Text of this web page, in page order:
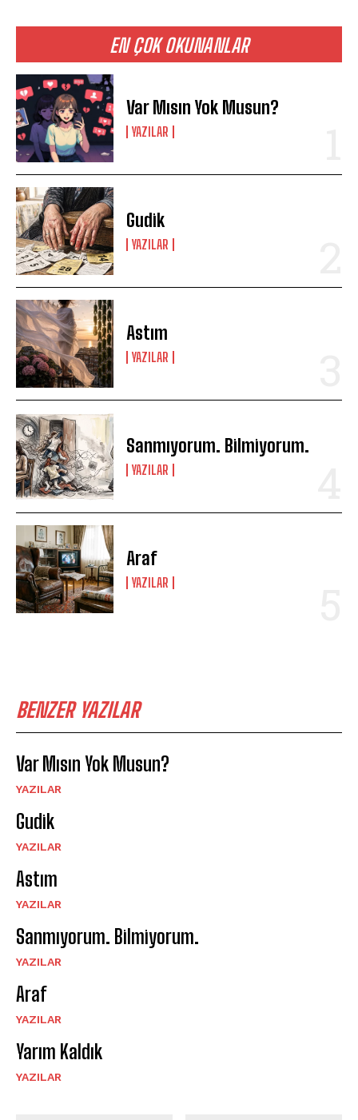
EN ÇOK OKUNANLAR
Var Mısın Yok Musun?
YAZILAR
Gudik
YAZILAR
Astım
YAZILAR
Sanmıyorum. Bilmiyorum.
YAZILAR
Araf
YAZILAR
BENZER YAZILAR
Var Mısın Yok Musun?
YAZILAR
Gudik
YAZILAR
Astım
YAZILAR
Sanmıyorum. Bilmiyorum.
YAZILAR
Araf
YAZILAR
Yarım Kaldık
YAZILAR